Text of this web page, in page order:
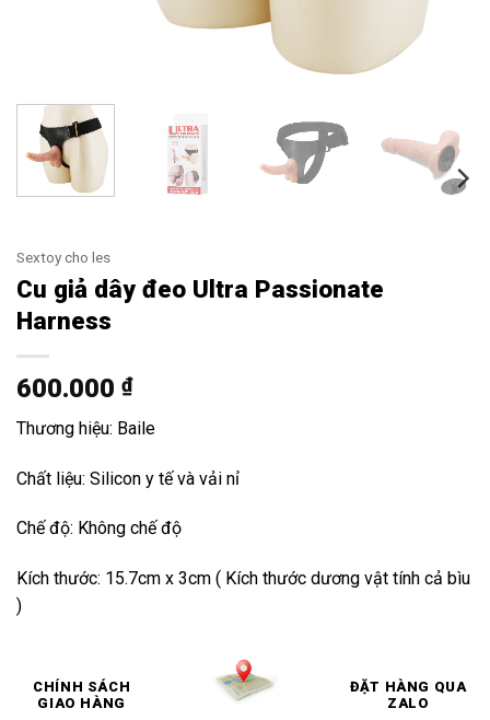
Sextoy cho les
Cu giả dây đeo Ultra Passionate
Harness
600.000 ₫
Thương hiệu: Baile
Chất liệu: Silicon y tế và vải nỉ
Chế độ: Không chế độ
Kích thước: 15.7cm x 3cm ( Kích thước dương vật tính cả bìu
)
CHÍNH SÁCH
GIAO HÀNG
ĐẶT HÀNG QUA
ZALO